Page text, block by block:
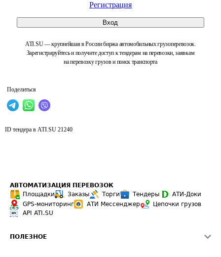
Регистрация
Вход
ATI.SU — крупнейшая в России биржа автомобильных грузоперевозок.
Зарегистрируйтесь и получите доступ к тендерам на перевозки, заявкам
на перевозку грузов и поиск транспорта
Поделиться
ID тендера в ATI.SU 21240
АВТОМАТИЗАЦИЯ ПЕРЕВОЗОК
Площадки
Заказы Торги Тендеры
АТИ-Доки
GPS-мониторинг
АТИ Мессенджер
Цепочки грузов
API ATI.SU
ПОЛЕЗНОЕ